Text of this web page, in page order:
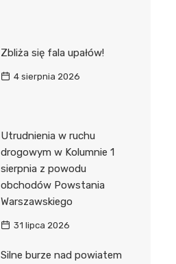
Zbliża się fala upałów!
4 sierpnia 2026
Utrudnienia w ruchu
drogowym w Kolumnie 1
sierpnia z powodu
obchodów Powstania
Warszawskiego
31 lipca 2026
Silne burze nad powiatem